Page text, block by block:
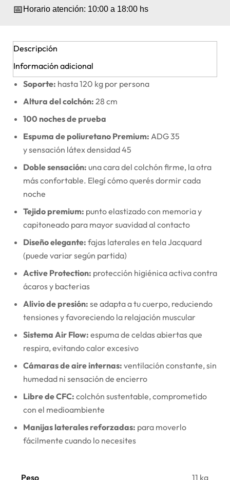
📅 Horario atención: 10:00 a 18:00 hs
Descripción
Información adicional
Soporte: hasta 120 kg por persona
Altura del colchón: 28 cm
100 noches de prueba
Espuma de poliuretano Premium: ADG 35
y sensación látex densidad 45
Doble sensación: una cara del colchón firme, la otra
más confortable. Elegí cómo querés dormir cada
noche
Tejido premium: punto elastizado con memoria y
capitoneado para mayor suavidad al contacto
Diseño elegante: fajas laterales en tela Jacquard
(puede variar según partida)
Active Protection: protección higiénica activa contra
ácaros y bacterias
Alivio de presión: se adapta a tu cuerpo, reduciendo
tensiones y favoreciendo la relajación muscular
Sistema Air Flow: espuma de celdas abiertas que
respira, evitando calor excesivo
Cámaras de aire internas: ventilación constante, sin
humedad ni sensación de encierro
Libre de CFC: colchón sustentable, comprometido
con el medioambiente
Manijas laterales reforzadas: para moverlo
fácilmente cuando lo necesites
Peso 11 kg